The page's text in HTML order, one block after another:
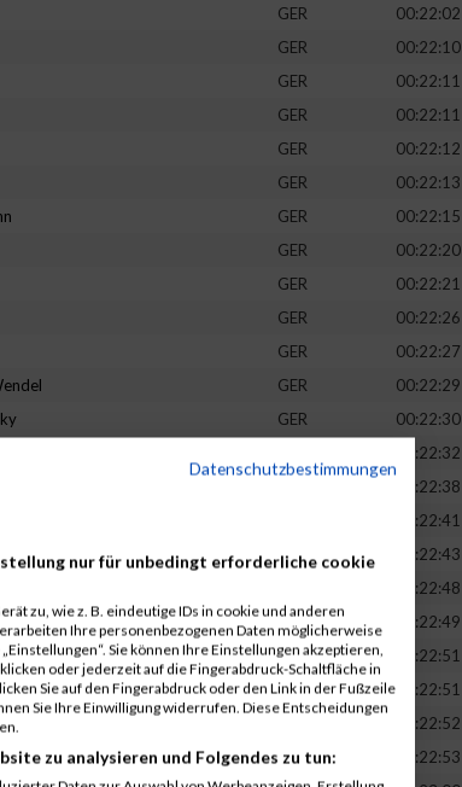
GER
00:22:02
GER
00:22:10
GER
00:22:11
GER
00:22:11
GER
00:22:12
GER
00:22:13
GER
00:22:15
GER
00:22:20
GER
00:22:21
GER
00:22:26
GER
00:22:27
GER
00:22:29
GER
00:22:30
00:22:32
00:22:38
00:22:41
GER
00:22:43
00:22:48
GER
00:22:49
GER
00:22:51
GER
00:22:51
00:22:52
GER
00:22:53
Datenschutzbestimmungen
nur für unbedingt erforderliche cookie
zu, wie z. B. eindeutige IDs in cookie und anderen
Ihre personenbezogenen Daten möglicherweise
Sie können Ihre Einstellungen akzeptieren,
oder jederzeit auf die Fingerabdruck-Schaltfläche in
Sie auf den Fingerabdruck oder den Link in der Fußzeile
Sie Ihre Einwilligung widerrufen. Diese Entscheidungen
zu analysieren und Folgendes zu tun: